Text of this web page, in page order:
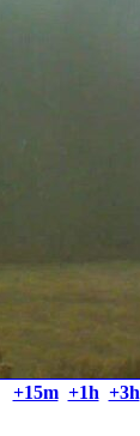
+15m +1h +3h